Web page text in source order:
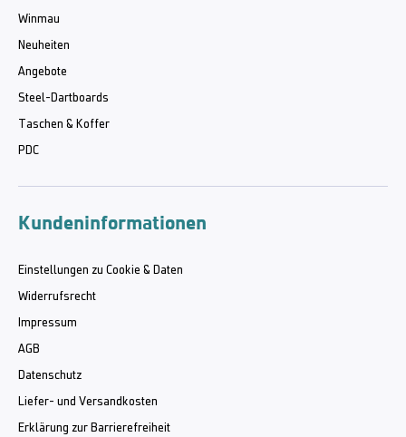
Winmau
Neuheiten
Angebote
Steel-Dartboards
Taschen & Koffer
PDC
Kundeninformationen
Einstellungen zu Cookie & Daten
Widerrufsrecht
Impressum
AGB
Datenschutz
Liefer- und Versandkosten
Erklärung zur Barrierefreiheit